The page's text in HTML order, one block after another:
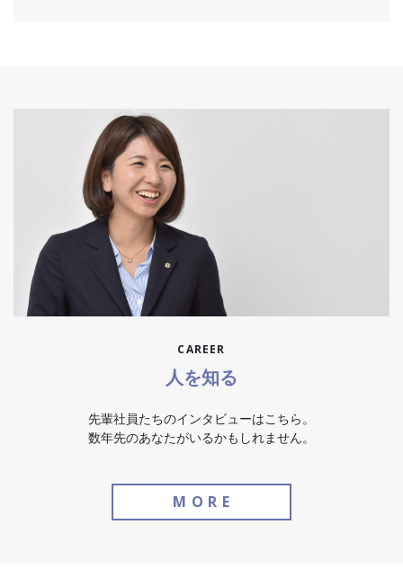
CAREER
人を知る
先輩社員たちのインタビューはこちら。
数年先のあなたがいるかもしれません。
M O R E